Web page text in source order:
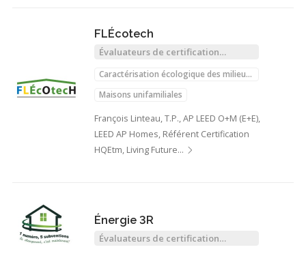
FLÉcotech
Évaluateurs de certification
Caractérisation écologique des milieux
Maisons unifamiliales
François Linteau, T.P., AP LEED O+M (E+E),
LEED AP Homes, Référent Certification
HQEtm, Living Future…
Énergie 3R
Évaluateurs de certification